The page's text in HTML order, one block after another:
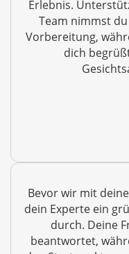
Erlebnis.
Team nimmst
Vorbereitung,
dich
Bevor wir mit
dein Experte ein
durch. Deine
beantwortet,